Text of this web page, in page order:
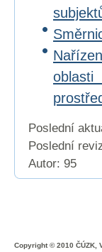
Poslední
Poslední
Autor: 95
Copyright © 2010 ČÚZK,